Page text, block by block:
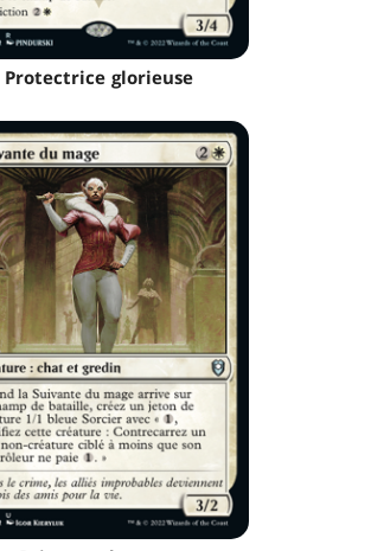
Protectrice glorieuse